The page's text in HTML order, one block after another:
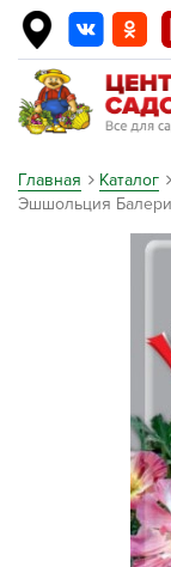
Главная Каталог
Эшшольция